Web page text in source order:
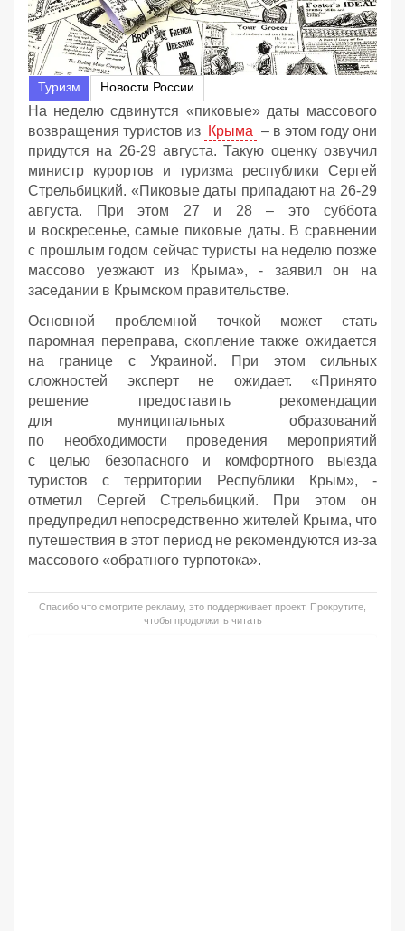
Туризм Новости России
На неделю сдвинутся «пиковые» даты массового
возвращения туристов из Крыма – в этом году они
придутся на 26-29 августа. Такую оценку озвучил
министр курортов и туризма республики Сергей
Стрельбицкий. «Пиковые даты припадают на 26-29
августа. При этом 27 и 28 – это суббота
и воскресенье, самые пиковые даты. В сравнении
с прошлым годом сейчас туристы на неделю позже
массово уезжают из Крыма», - заявил он на
заседании в Крымском правительстве.
Основной проблемной точкой может стать
паромная переправа, скопление также ожидается
на границе с Украиной. При этом сильных
сложностей эксперт не ожидает. «Принято
решение предоставить рекомендации
для муниципальных образований
по необходимости проведения мероприятий
с целью безопасного и комфортного выезда
туристов с территории Республики Крым», -
отметил Сергей Стрельбицкий. При этом он
предупредил непосредственно жителей Крыма, что
путешествия в этот период не рекомендуются из-за
массового «обратного турпотока».
Спасибо что смотрите рекламу, это поддерживает проект. Прокрутите,
чтобы продолжить читать